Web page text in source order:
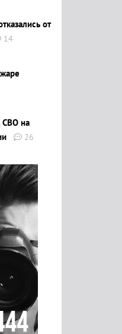
от
14
СВО на
26